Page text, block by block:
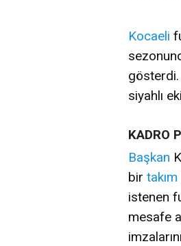
Kocaeli
gösterdi.
siyahlı
KADRO
Başkan
bir takım
istenen
mesafe